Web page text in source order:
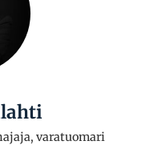
varatuomari